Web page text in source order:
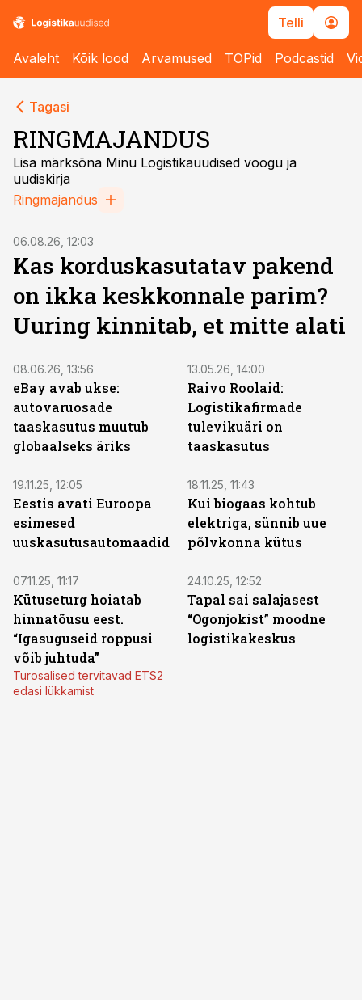
Telli
Avaleht Kõik lood Arvamused TOPid Podcastid
Tagasi
RINGMAJANDUS
Lisa märksõna Minu Logistikauudised voogu ja
uudiskirja
Ringmajandus
06.08.26, 12:03
Kas korduskasutatav pakend
on ikka keskkonnale parim?
Uuring kinnitab, et mitte alati
08.06.26, 13:56
eBay avab ukse:
autovaruosade
taaskasutus muutub
globaalseks äriks
13.05.26, 14:00
Raivo Roolaid:
Logistikafirmade
tulevikuäri on
taaskasutus
19.11.25, 12:05
Eestis avati Euroopa
esimesed
uuskasutusautomaadid
18.11.25, 11:43
Kui biogaas kohtub
elektriga, sünnib uue
põlvkonna kütus
07.11.25, 11:17
Kütuseturg hoiatab
hinnatõusu eest.
“Igasuguseid roppusi
võib juhtuda”
Turosalised tervitavad ETS2
edasi lükkamist
24.10.25, 12:52
Tapal sai salajasest
“Ogonjokist” moodne
logistikakeskus